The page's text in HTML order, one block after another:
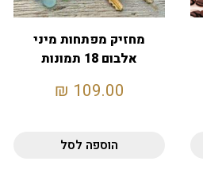
מחזיק מפתחות מיני
אלבום 18 תמונות
109.00
₪
הוספה לסל